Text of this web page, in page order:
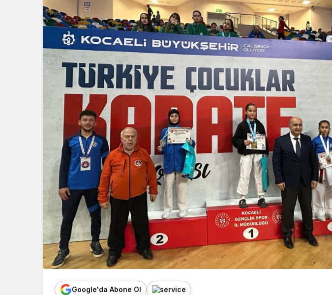
Google'da Abone Ol
GENEL
Okullara 30 bin güvenlik
personeli alınacak
SPOR